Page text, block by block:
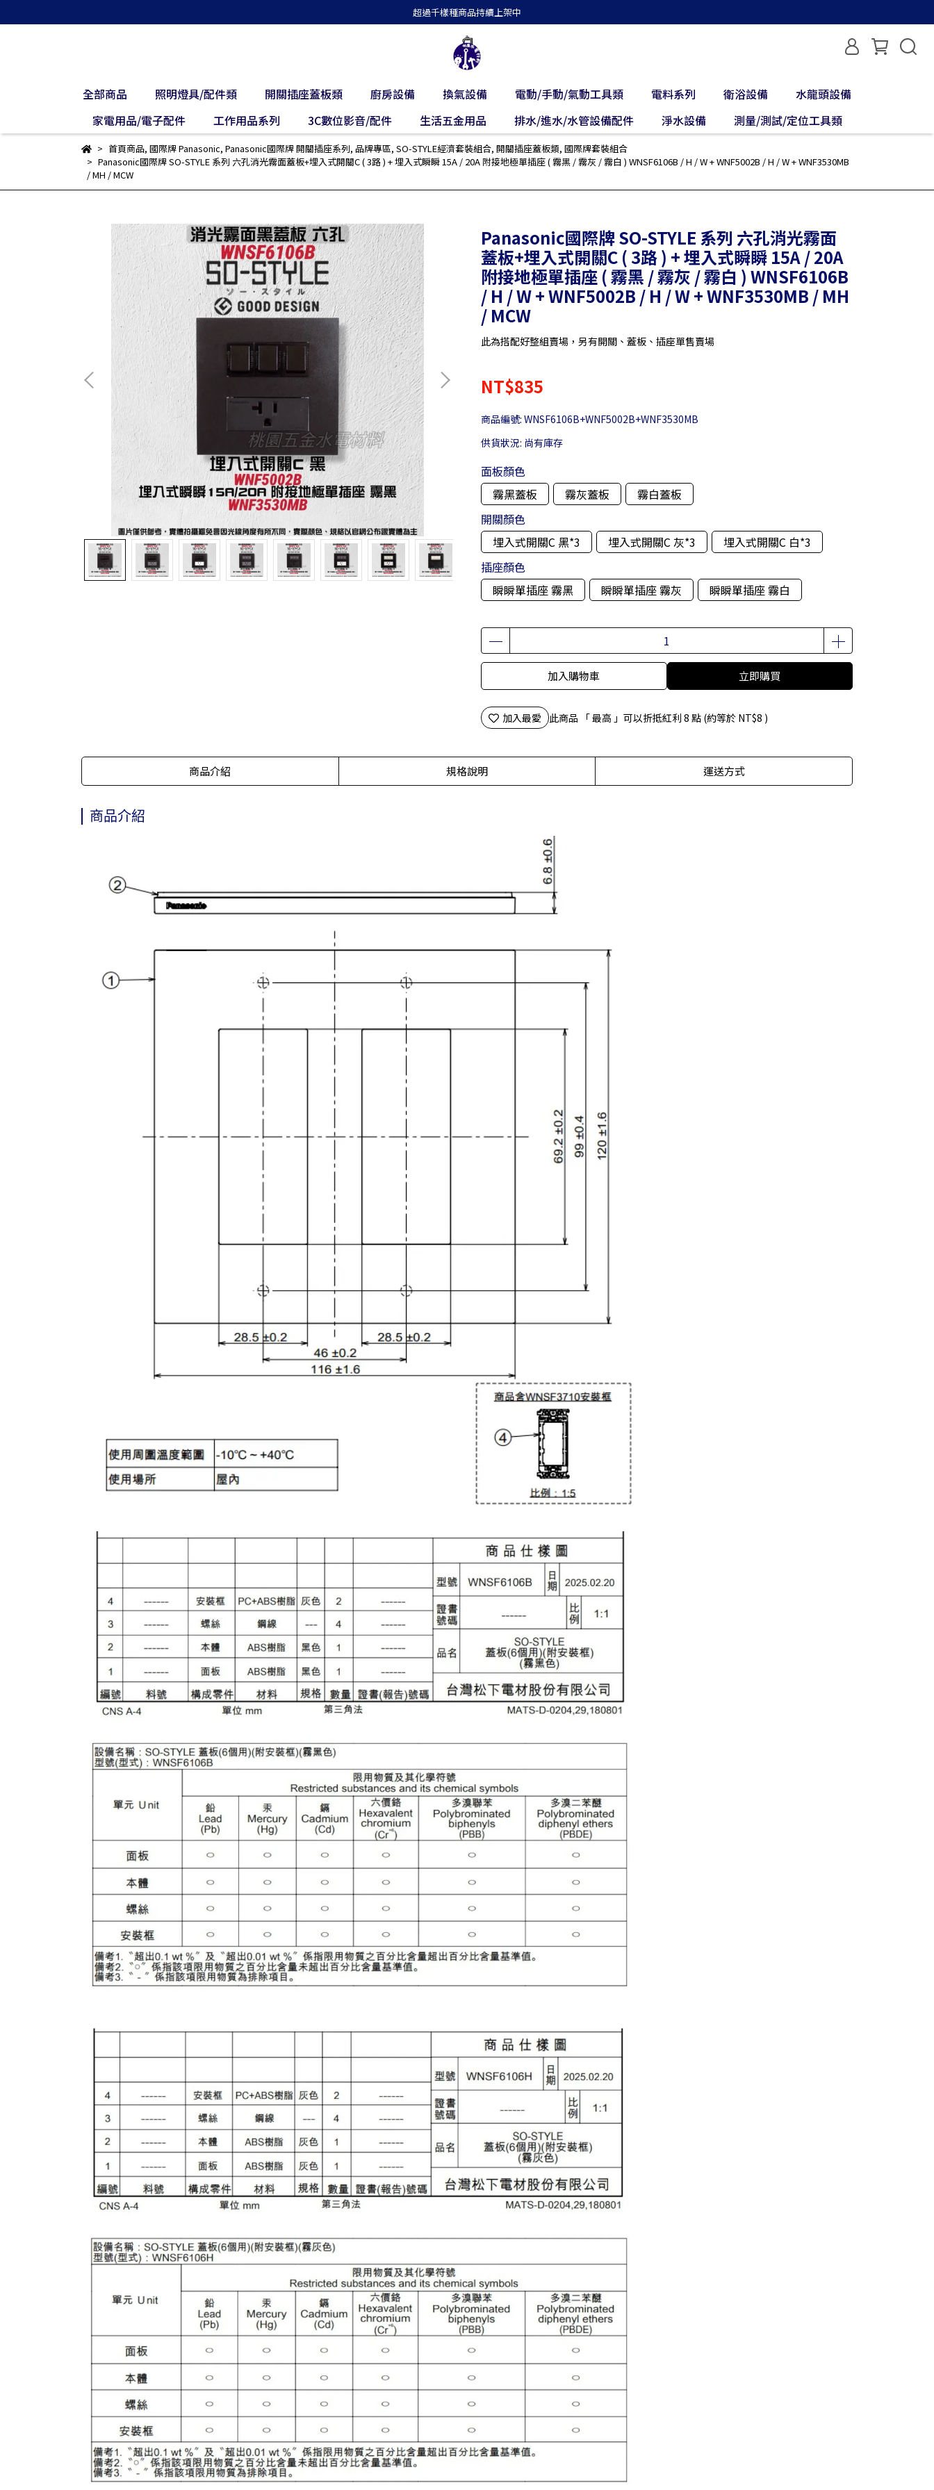
超過千樣種商品持續上架中
全部商品 照明燈具/配件類 開關插座蓋板類 廚房設備 換氣設備 電動/手動/氣動工具類 電料系列 衛浴設備
水龍頭設備
家電用品/電子配件
工作用品系列 3C數位影音/配件 生活五金用品 排水/進水/水管設備配件 淨水設備 測量/測試/定位工具類
首頁商品, 國際牌 Panasonic, Panasonic國際牌 開關插座系列, 品牌專區, SO-STYLE經濟套裝組合, 開關插座蓋板類, 國際牌套裝組合
Panasonic國際牌 SO-STYLE 系列 六孔消光霧面蓋板+埋入式開關C ( 3路 ) + 埋入式瞬瞬 15A / 20A 附接地極單插座 ( 霧黑 / 霧灰 / 霧白 ) WNSF6106B / H / W + WNF5002B / H / W + WNF3530MB
/ MH / MCW
Panasonic國際牌 SO-STYLE 系列 六孔消光霧面
蓋板+埋入式開關C ( 3路 ) + 埋入式瞬瞬 15A / 20A
附接地極單插座 ( 霧黑 / 霧灰 / 霧白 ) WNSF6106B
/ H / W + WNF5002B / H / W + WNF3530MB / MH
/ MCW
此為搭配好整組賣場，另有開關、蓋板、插座單售賣場
NT$835
商品編號: WNSF6106B+WNF5002B+WNF3530MB
供貨狀況: 尚有庫存
面板顏色
霧黑蓋板
霧灰蓋板
霧白蓋板
開關顏色
埋入式開關C 黑*3
埋入式開關C 灰*3
埋入式開關C 白*3
插座顏色
瞬瞬單插座 霧黑
瞬瞬單插座 霧灰 瞬瞬單插座 霧白
加入購物車 立即購買
加入最愛 此商品 「 最高 」可以折抵紅利 8 點 (約等於 NT$8 )
商品介紹 規格說明 運送方式
商品介紹